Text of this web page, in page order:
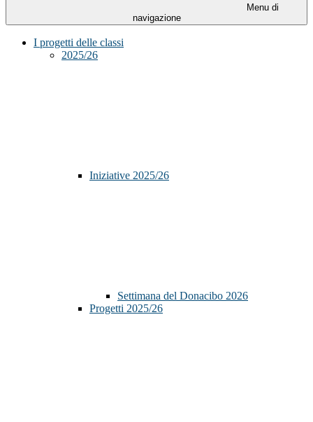
Menu di
navigazione
I progetti delle classi
2025/26
Iniziative 2025/26
Settimana del Donacibo 2026
Progetti 2025/26